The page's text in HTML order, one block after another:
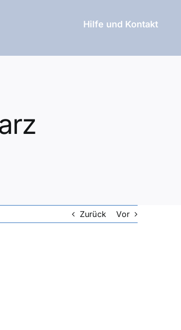
Hilfe und Kontakt
Zurück Vor